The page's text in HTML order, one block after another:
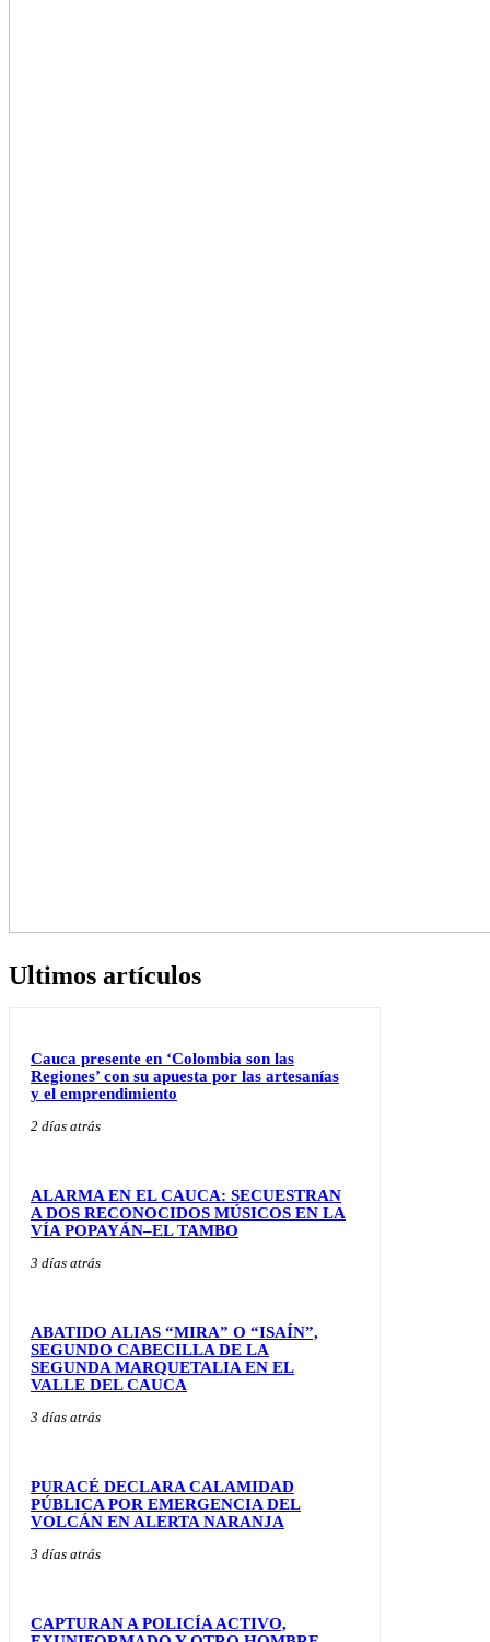
Ultimos artículos
Cauca presente en ‘Colombia son las
Regiones’ con su apuesta por las artesanías
y el emprendimiento
2 días atrás
ALARMA EN EL CAUCA: SECUESTRAN
A DOS RECONOCIDOS MÚSICOS EN LA
VÍA POPAYÁN–EL TAMBO
3 días atrás
ABATIDO ALIAS “MIRA” O “ISAÍN”,
SEGUNDO CABECILLA DE LA
SEGUNDA MARQUETALIA EN EL
VALLE DEL CAUCA
3 días atrás
PURACÉ DECLARA CALAMIDAD
PÚBLICA POR EMERGENCIA DEL
VOLCÁN EN ALERTA NARANJA
3 días atrás
CAPTURAN A POLICÍA ACTIVO,